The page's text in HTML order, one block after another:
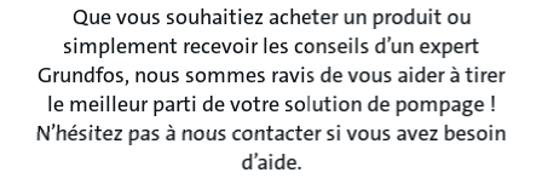
Que vous souhaitiez acheter un produit ou
simplement recevoir les conseils d’un expert
Grundfos, nous sommes ravis de vous aider à tirer
le meilleur parti de votre solution de pompage !
N’hésitez pas à nous contacter si vous avez besoin
d’aide.